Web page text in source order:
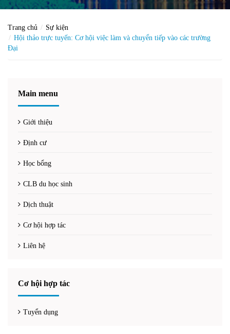
Trang chủ
Sự kiện
Hội thảo trực tuyến: Cơ hội việc làm và chuyển tiếp vào các trường
Đại
Main menu
Giới thiệu
Định cư
Học bổng
CLB du học sinh
Dịch thuật
Cơ hội hợp tác
Liên hệ
Cơ hội hợp tác
Tuyển dụng